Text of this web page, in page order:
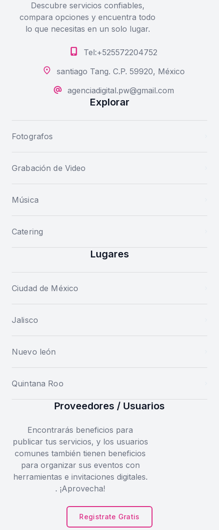
Descubre servicios confiables,
compara opciones y encuentra todo
lo que necesitas en un solo lugar.
Tel:+525572204752
santiago Tang. C.P. 59920, México
agenciadigital.pw@gmail.com
Explorar
Fotografos
Grabación de Video
Música
Catering
Lugares
Ciudad de México
Jalisco
Nuevo león
Quintana Roo
Proveedores / Usuarios
Encontrarás beneficios para
publicar tus servicios, y los usuarios
comunes también tienen beneficios
para organizar sus eventos con
herramientas e invitaciones digitales.
. ¡Aprovecha!
Registrate Gratis